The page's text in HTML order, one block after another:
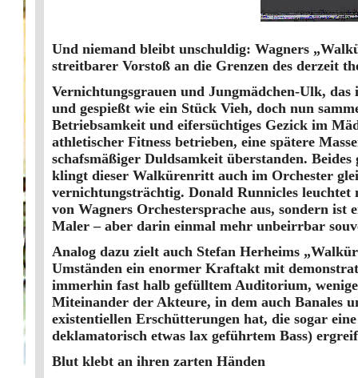
Und niemand bleibt unschuldig: Wagners
streitbarer Vorstoß an die Grenzen des derzeit
Vernichtungsgrauen und Jungmädchen-Ulk,
und gespießt wie ein Stück Vieh, doch nun
Betriebsamkeit und eifersüchtiges Gezick im
athletischer Fitness betrieben, eine spätere
schafsmäßiger Duldsamkeit überstanden.
klingt dieser Walkürenritt auch im Orchester
vernichtungsträchtig. Donald Runnicles
von Wagners Orchestersprache aus, sondern
Maler – aber darin einmal mehr unbeirrbar
Analog dazu zielt auch Stefan Herheims
Umständen ein enormer Kraftakt mit
immerhin fast halb gefülltem Auditorium,
Miteinander der Akteure, in dem auch Banales
existentiellen Erschütterungen hat, die sogar
deklamatorisch etwas lax geführtem Bass)
Blut klebt an ihren zarten Händen